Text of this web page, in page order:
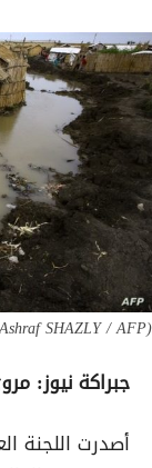
SHAZLY / AFP)
جبراكة نيوز:
أصدرت اللجنة